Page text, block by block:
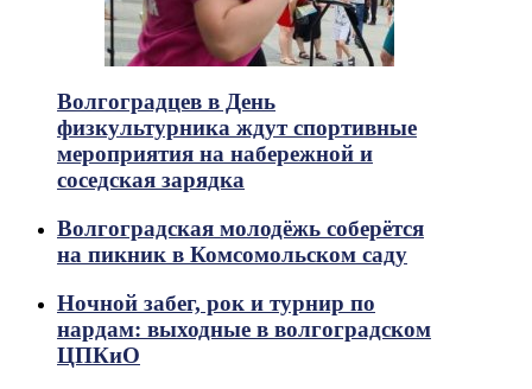
Волгоградцев в День
физкультурника ждут спортивные
мероприятия на набережной и
соседская зарядка
Волгоградская молодёжь соберётся
на пикник в Комсомольском саду
Ночной забег, рок и турнир по
нардам: выходные в волгоградском
ЦПКиО